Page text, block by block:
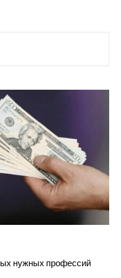
нужных профессий